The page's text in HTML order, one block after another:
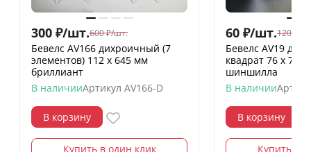
300 ₽/шт.600 ₽/шт.
Бевелс AV166 дихроичный (7
элементов) 112 х 645 мм
бриллиант
В наличииАртикул AV166-D
В корзину
Купить в один клик
60 ₽/шт.120
Бевелс AV19
квадрат 76 х 76
шиншилла
В наличии
В корзину
Купить в